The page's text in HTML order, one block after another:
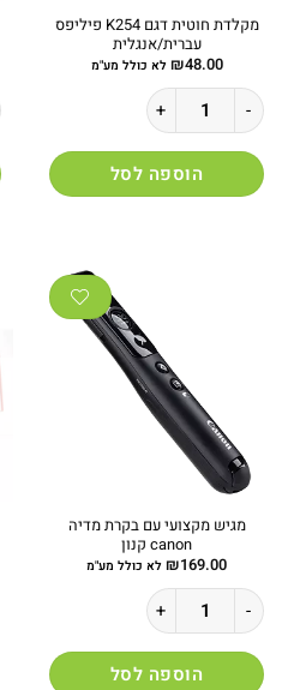
מקלדת חוטית דגם K254 פיליפס
עברית/אנגלית
₪48.00 לא כולל מע"מ
כמות של מקלדת חוטית דגם K254 פיליפס עברית/אנגלית
הוספה לסל
מגיש מקצועי עם בקרת מדיה
canon קנון
₪169.00 לא כולל מע"מ
כמות של מגיש מקצועי עם בקרת מדיה canon קנון
הוספה לסל